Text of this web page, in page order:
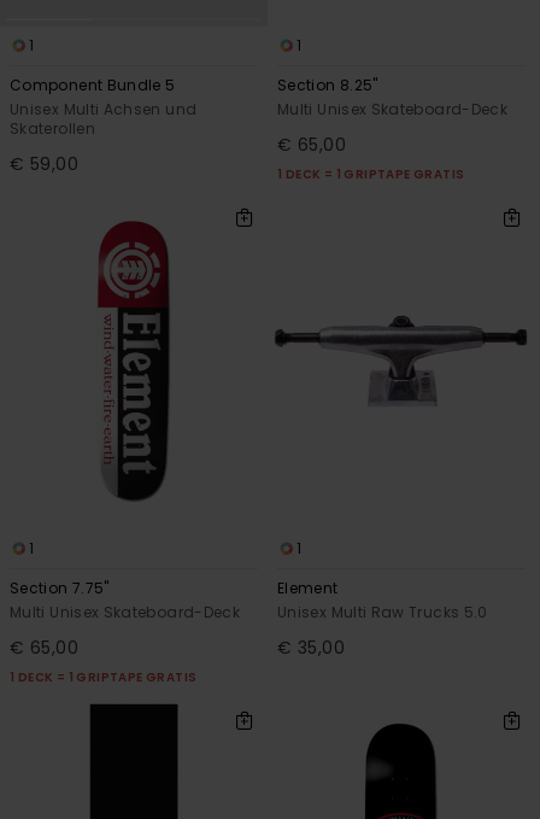
1
Component Bundle 5
Unisex Multi Achsen und
Skaterollen
€ 59,00
1
Section 8.25"
Multi Unisex Skateboard-Deck
€ 65,00
1 DECK = 1 GRIPTAPE GRATIS
1
Section 7.75"
Multi Unisex Skateboard-Deck
€ 65,00
1 DECK = 1 GRIPTAPE GRATIS
1
Element
Unisex Multi Raw Trucks 5.0
€ 35,00